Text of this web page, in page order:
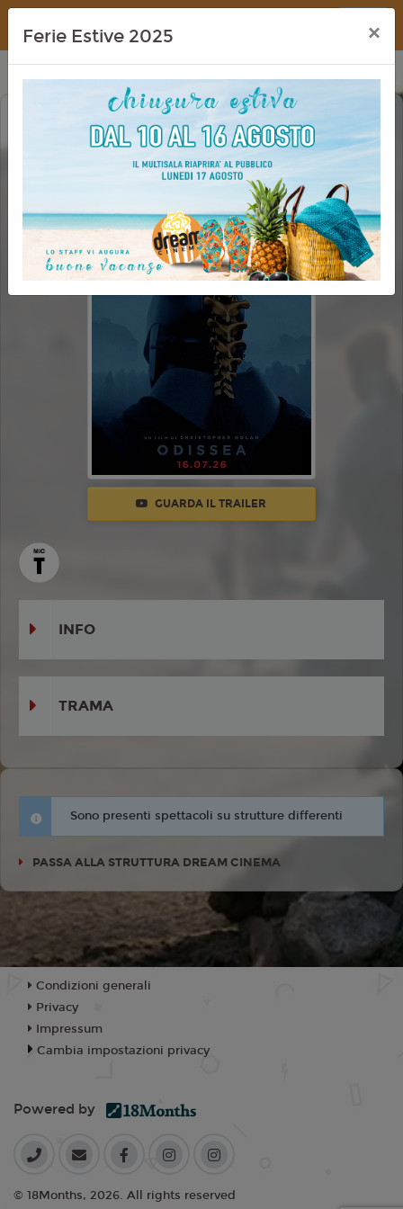
Dream Cinema
ODISSEA
GUARDA IL TRAILER
INFO
TRAMA
Sono presenti spettacoli su strutture differenti
PASSA ALLA STRUTTURA DREAM CINEMA
Ferie Estive 2025 ×
Condizioni generali
Privacy
Impressum
Cambia impostazioni privacy
Powered by
© 18Months, 2026. All rights reserved